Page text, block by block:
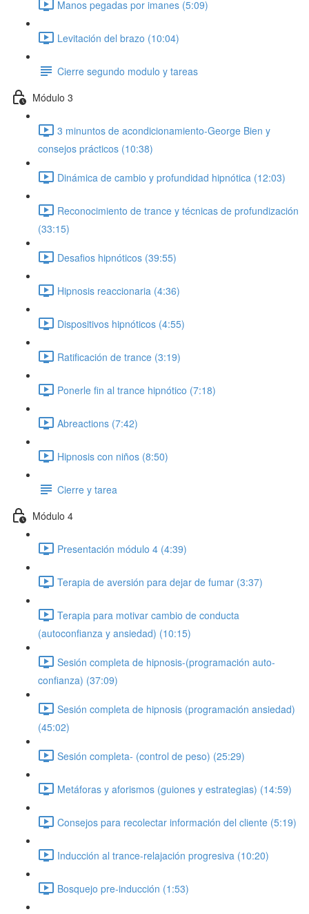
Manos pegadas por imanes (5:09)
Levitación del brazo (10:04)
Cierre segundo modulo y tareas
Módulo 3
3 minuntos de acondicionamiento-George Bien y
consejos prácticos (10:38)
Dinámica de cambio y profundidad hipnótica (12:03)
Reconocimiento de trance y técnicas de profundización
(33:15)
Desafios hipnóticos (39:55)
Hipnosis reaccionaria (4:36)
Dispositivos hipnóticos (4:55)
Ratificación de trance (3:19)
Ponerle fin al trance hipnótico (7:18)
Abreactions (7:42)
Hipnosis con niños (8:50)
Cierre y tarea
Módulo 4
Presentación módulo 4 (4:39)
Terapia de aversión para dejar de fumar (3:37)
Terapia para motivar cambio de conducta
(autoconfianza y ansiedad) (10:15)
Sesión completa de hipnosis-(programación auto-
confianza) (37:09)
Sesión completa de hipnosis (programación ansiedad)
(45:02)
Sesión completa- (control de peso) (25:29)
Metáforas y aforismos (guiones y estrategias) (14:59)
Consejos para recolectar información del cliente (5:19)
Inducción al trance-relajación progresiva (10:20)
Bosquejo pre-inducción (1:53)